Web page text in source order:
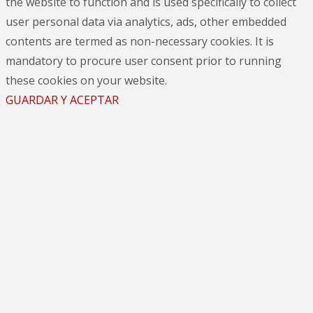
user personal data via analytics, ads, other embedded
contents are termed as non-necessary cookies. It is
mandatory to procure user consent prior to running
these cookies on your website.
GUARDAR Y ACEPTAR